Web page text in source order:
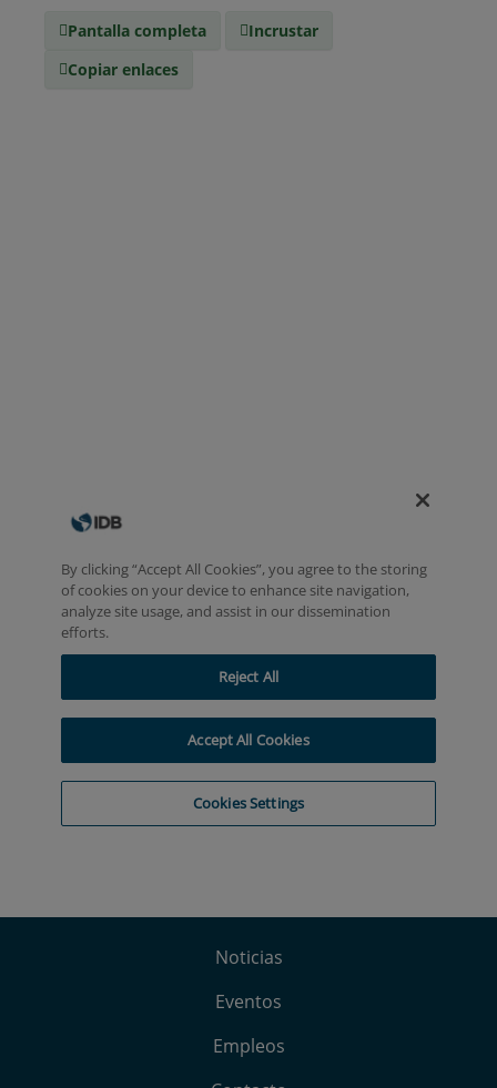
Pantalla completa
Incrustar
Copiar enlaces
Noticias
Eventos
Empleos